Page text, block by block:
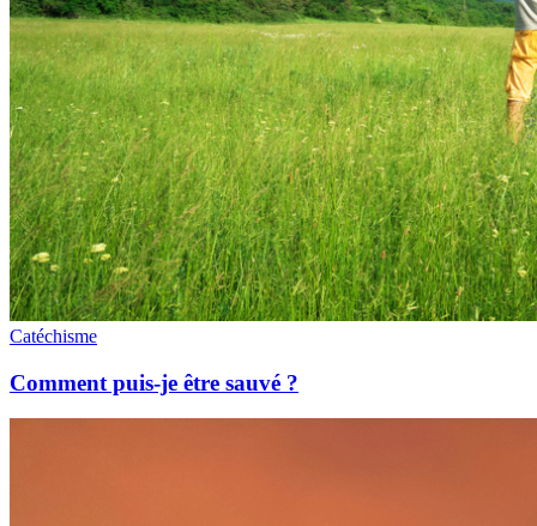
Catéchisme
Comment puis-je être sauvé ?